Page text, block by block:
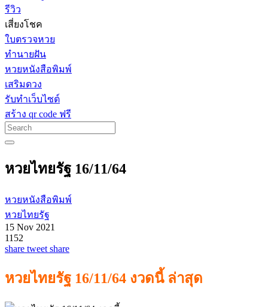
รีวิว
เสี่ยงโชค
ใบตรวจหวย
ทำนายฝัน
หวยหนังสือพิมพ์
เสริมดวง
รับทำเว็บไซต์
สร้าง qr code ฟรี
หวยไทยรัฐ 16/11/64
หวยหนังสือพิมพ์
หวยไทยรัฐ
15 Nov 2021
1152
share tweet share
หวยไทยรัฐ 16/11/64 งวดนี้ ล่าสุด